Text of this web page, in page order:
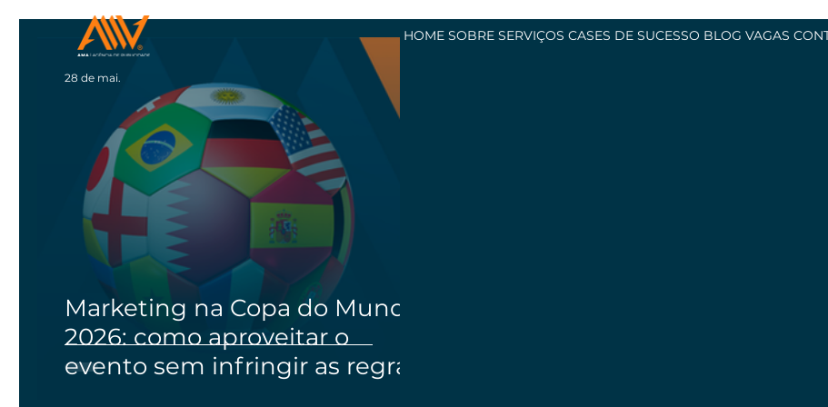
HOME SOBRE SERVIÇOS CASES DE SUCESSO BLOG VAGAS
Marketing na Copa do Mundo
2026: como aproveitar o
evento sem infringir as regras
28 de mai.